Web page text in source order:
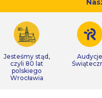
Jesteśmy stąd,
czyli 80 lat
polskiego
Wrocławia
Audycje